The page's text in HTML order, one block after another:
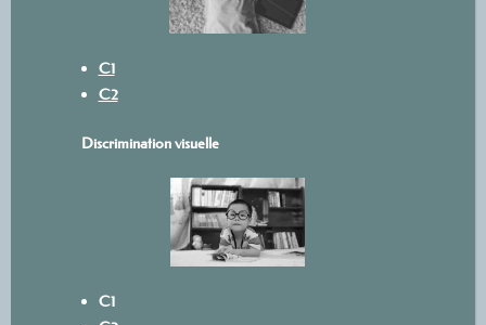
C1
C2
Discrimination visuelle
C1